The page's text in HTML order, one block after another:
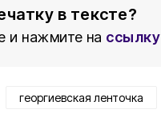
в тексте?
и нажмите на ссылку
георгиевская ленточка